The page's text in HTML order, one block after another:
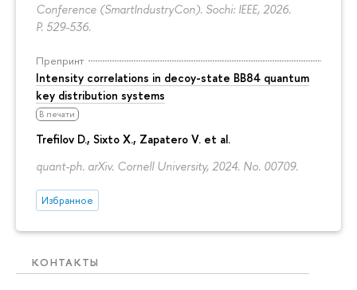
Conference (SmartIndustryCon). Sochi: IEEE, 2026.
P. 529-536.
Препринт
Intensity correlations in decoy-state BB84 quantum
key distribution systems
В печати
Trefilov D., Sixto X., Zapatero V. et al.
quant-ph. arXiv. Cornell University, 2024. No. 00709.
Избранное
КОНТАКТЫ